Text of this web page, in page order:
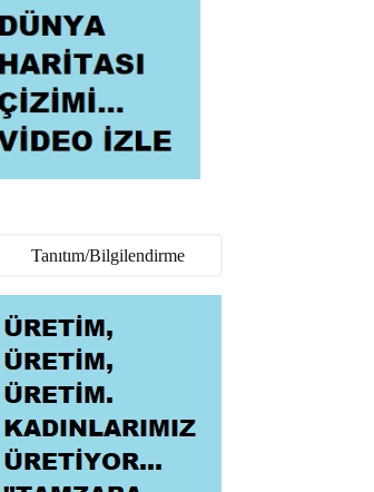
Tanıtım/Bilgilendirme